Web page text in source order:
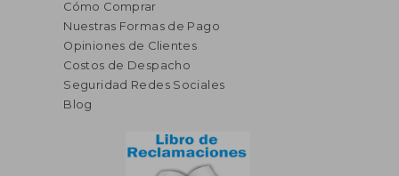
55%
dcto.
S/ 128,16
S/ 57,67
Cómo Comprar
Nuestras Formas de Pago
Opiniones de Clientes
Costos de Despacho
Seguridad Redes Sociales
Blog